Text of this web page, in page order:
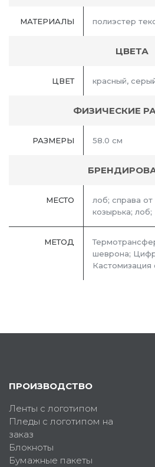
МАТЕРИАЛЫ полиэстер
ЦВЕТА
ЦВЕТ красный,
ФИЗИЧЕСКИЕ
РАЗМЕРЫ 58.0 см
МЕСТО
лоб; справа
козырька; лоб;
МЕТОД
шеврона;
ПРОИЗВОДСТВО
Ленты с логотипом
Пледы с логотипом на
заказ
Блокноты
Бумажные пакеты